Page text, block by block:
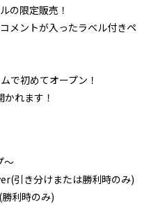
の限定販売！
メントが入ったラベル付きペ
で初めてオープン！
れます！
～
引き分けまたは勝利時のみ)
利時のみ)